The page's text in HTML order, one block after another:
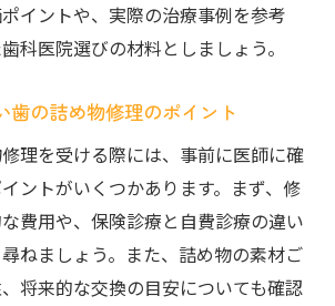
イントや、実際の治療事例を参考
科医院選びの材料としましょう。
歯の詰め物修理のポイント
理を受ける際には、事前に医師に確
ントがいくつかあります。まず、修
費用や、保険診療と自費診療の違い
ねましょう。また、詰め物の素材ご
将来的な交換の目安についても確認